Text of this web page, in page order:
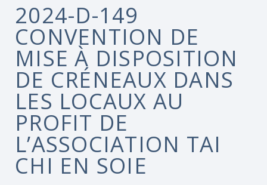
2024-D-149
CONVENTION DE
MISE À DISPOSITION
DE CRÉNEAUX DANS
LES LOCAUX AU
PROFIT DE
L’ASSOCIATION TAI
CHI EN SOIE